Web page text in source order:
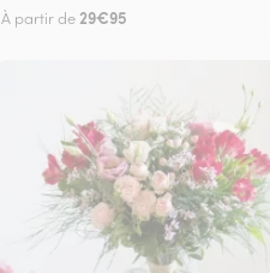
À partir de 29€95